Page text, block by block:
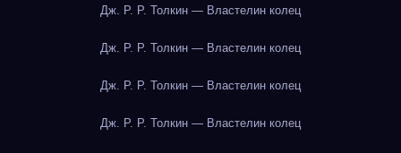
Дж. Р. Р. Толкин — Властелин колец
Дж. Р. Р. Толкин — Властелин колец
Дж. Р. Р. Толкин — Властелин колец
Дж. Р. Р. Толкин — Властелин колец